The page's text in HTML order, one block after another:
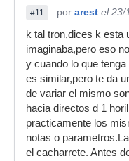
#11 por arest el 23/
k tal tron,dices k esta
imaginaba,pero eso
y cuando lo que
es similar,pero te da
de variar el mismo
hacia directos d 1
practicamente los
notas o
el cacharrete. Antes